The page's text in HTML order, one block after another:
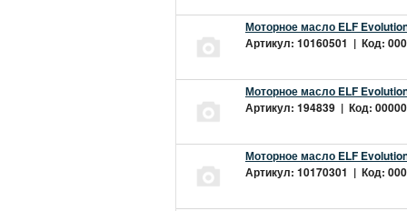
Моторное масло ELF
Артикул: 10160501 | Код:
Моторное масло ELF
Артикул: 194839 | Код:
Моторное масло ELF
Артикул: 10170301 | Код: